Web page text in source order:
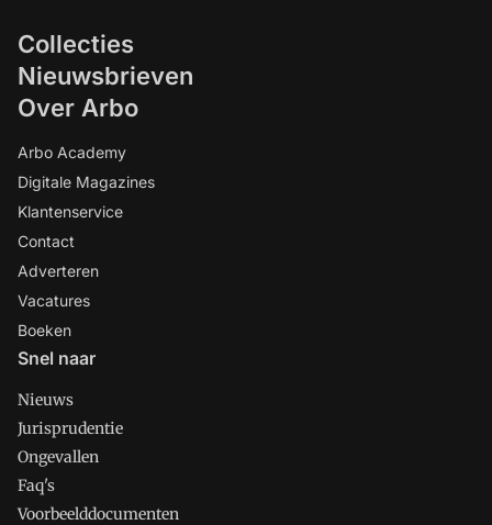
Collecties
Nieuwsbrieven
Over Arbo
Arbo Academy
Digitale Magazines
Klantenservice
Contact
Adverteren
Vacatures
Boeken
Snel naar
Nieuws
Jurisprudentie
Ongevallen
Faq's
Voorbeelddocumenten